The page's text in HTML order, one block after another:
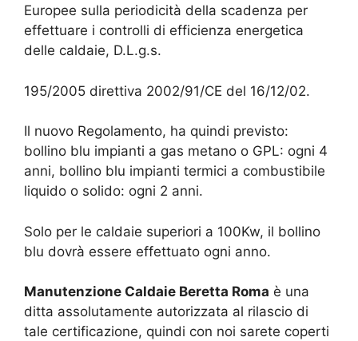
Europee sulla periodicità della scadenza per
effettuare i controlli di efficienza energetica
delle caldaie, D.L.g.s.
195/2005 direttiva 2002/91/CE del 16/12/02.
Il nuovo Regolamento, ha quindi previsto:
bollino blu impianti a gas metano o GPL: ogni 4
anni, bollino blu impianti termici a combustibile
liquido o solido: ogni 2 anni.
Solo per le caldaie superiori a 100Kw, il bollino
blu dovrà essere effettuato ogni anno.
Manutenzione Caldaie Beretta Roma è una
ditta assolutamente autorizzata al rilascio di
tale certificazione, quindi con noi sarete coperti